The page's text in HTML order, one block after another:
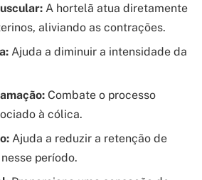
A hortelã atua diretamente
aliviando as contrações.
Ajuda a diminuir a intensidade da
Combate o processo
à cólica.
Ajuda a reduzir a retenção de
período.